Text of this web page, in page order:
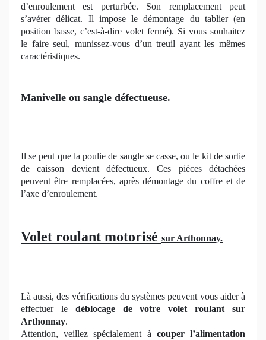
d’enroulement est perturbée. Son remplacement peut
s’avérer délicat. Il impose le démontage du tablier (en
position basse, c’est-à-dire volet fermé). Si vous souhaitez
le faire seul, munissez-vous d’un treuil ayant les mêmes
caractéristiques.
Manivelle ou sangle défectueuse.
Il se peut que la poulie de sangle se casse, ou le kit de sortie
de caisson devient défectueux. Ces pièces détachées
peuvent être remplacées, après démontage du coffre et de
l’axe d’enroulement.
Volet roulant motorisé sur Arthonnay.
Là aussi, des vérifications du systèmes peuvent vous aider à
effectuer le déblocage de votre volet roulant sur
Arthonnay.
Attention, veillez spécialement à couper l’alimentation